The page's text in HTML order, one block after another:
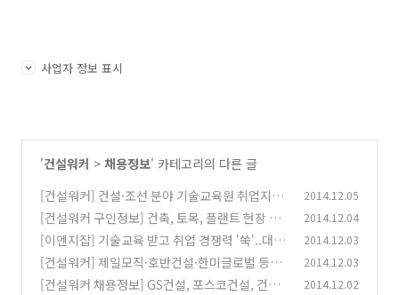
사업자 정보 표시
'건설워커 > 채용정보' 카테고리의 다른 글
[건설워커] 건설·조선 분야 기술교육원 취업지원
교육생 모집 (0)
2014.12.05
[건설워커 구인정보] 건축, 토목, 플랜트 현장 시
공, 공무, 건축기사 채용
(0)
2014.12.04
[이엔지잡] 기술교육 받고 취업 경쟁력 '쑥'..대한
조선기술교육원·대우조선해양기술교육원 기술
연수생 모집
(0)
2014.12.03
[건설워커] 제일모직·호반건설·한미글로벌 등
건설사 경력직 수시·상시채용
(2)
2014.12.03
[건설워커 채용정보] GS건설, 포스코건설, 건원
2014.12.02